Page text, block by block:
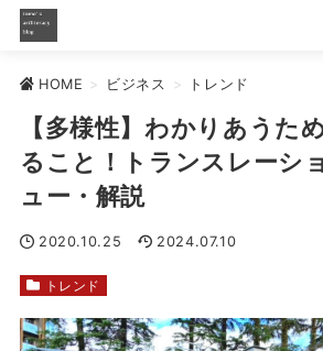
HOME > ビジネス > トレンド
【多様性】わかりあうた
ること！トランスレーシ
ュー・解説
2020.10.25 2024.07.10
トレンド